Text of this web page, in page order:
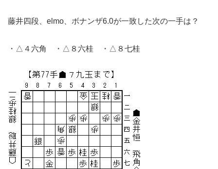
藤井四段、elmo、ボナンザ6.0が一致した次の一手は？
・△４六角 ・△８六桂 ・△８七桂